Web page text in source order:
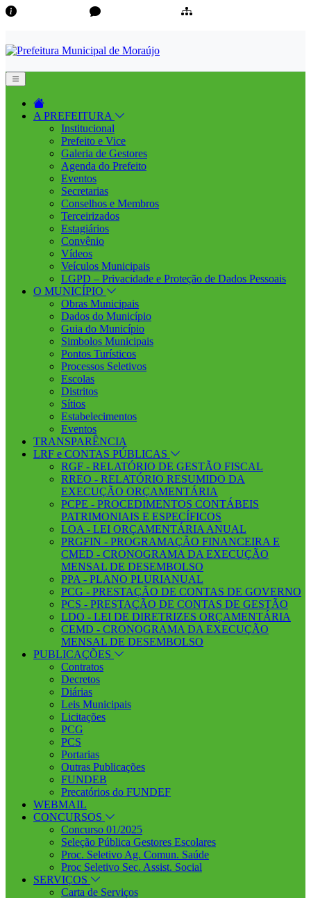
A PREFEITURA
Institucional
Prefeito e Vice
Galeria de Gestores
Agenda do Prefeito
Eventos
Secretarias
Conselhos e Membros
Terceirizados
Estagiários
Convênio
Vídeos
Veículos Municipais
LGPD – Privacidade e Proteção de Dados Pessoais
O MUNICÍPIO
Obras Municipais
Dados do Município
Guia do Município
Simbolos Municipais
Pontos Turísticos
Processos Seletivos
Escolas
Distritos
Sítios
Estabelecimentos
Eventos
TRANSPARÊNCIA
LRF e CONTAS PÚBLICAS
RGF - RELATÓRIO DE GESTÃO FISCAL
RREO - RELATÓRIO RESUMIDO DA
EXECUÇÃO ORÇAMENTÁRIA
PCPE - PROCEDIMENTOS CONTÁBEIS
PATRIMONIAIS E ESPECÍFICOS
LOA - LEI ORÇAMENTÁRIA ANUAL
PRGFIN - PROGRAMAÇÃO FINANCEIRA E
CMED - CRONOGRAMA DA EXECUÇÃO
MENSAL DE DESEMBOLSO
PPA - PLANO PLURIANUAL
PCG - PRESTAÇÃO DE CONTAS DE GOVERNO
PCS - PRESTAÇÃO DE CONTAS DE GESTÃO
LDO - LEI DE DIRETRIZES ORÇAMENTÁRIA
CEMD - CRONOGRAMA DA EXECUÇÃO
MENSAL DE DESEMBOLSO
PUBLICAÇÕES
Contratos
Decretos
Diárias
Leis Municipais
Licitações
PCG
PCS
Portarias
Outras Publicações
FUNDEB
Precatórios do FUNDEF
WEBMAIL
CONCURSOS
Concurso 01/2025
Seleção Pública Gestores Escolares
Proc. Seletivo Ag. Comun. Saúde
Proc Seletivo Sec. Assist. Social
SERVIÇOS
Carta de Serviços